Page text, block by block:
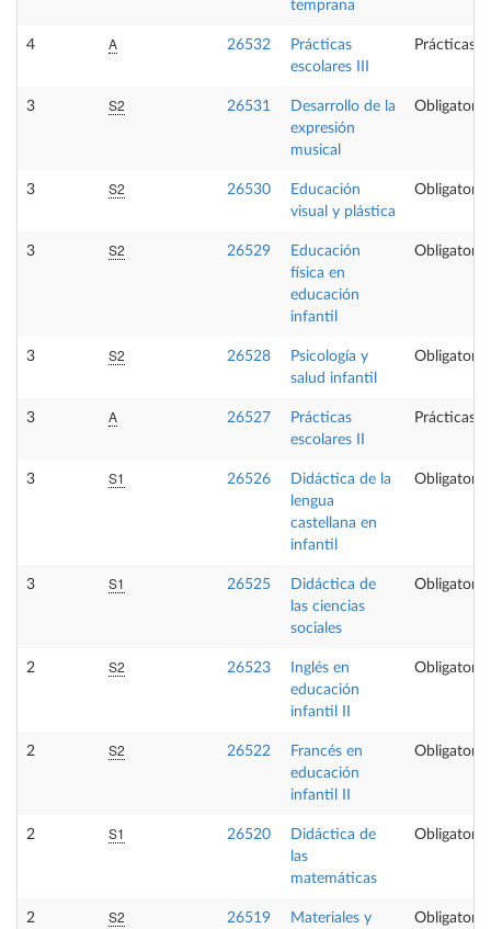
temprana
4 A 26532
Prácticas
escolares III
Prácticas
3 S2 26531
Desarrollo de la
expresión
musical
Obligatoria
3 S2 26530
Educación
visual y plástica
Obligatoria
3 S2 26529
Educación
física en
educación
infantil
Obligatoria
3 S2 26528
Psicología y
salud infantil
Obligatoria
3 A 26527
Prácticas
escolares II
Prácticas
3 S1 26526
Didáctica de la
lengua
castellana en
infantil
Obligatoria
3 S1 26525
Didáctica de
las ciencias
sociales
Obligatoria
2 S2 26523
Inglés en
educación
infantil II
Obligatoria
2 S2 26522
Francés en
educación
infantil II
Obligatoria
2 S1 26520
Didáctica de
las
matemáticas
Obligatoria
2 S2 26519
Materiales y
Obligatoria